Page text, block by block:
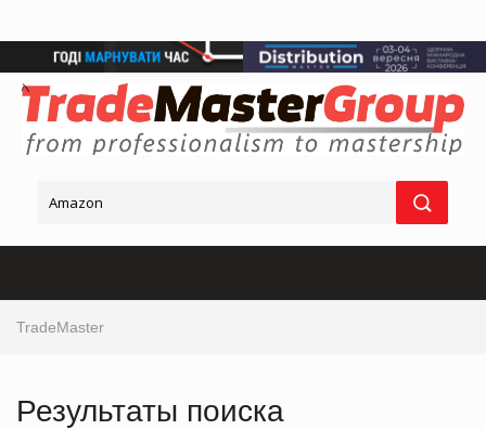
TradeMaster
Результаты поиска